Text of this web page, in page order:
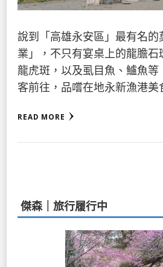
說到「高雄永安區」最有名的
業」，不只有宴桌上的龍膽石
龍虎斑，以及虱目魚、鱸魚等
客前往，品嚐在地永新漁港
READ MORE
傑森｜旅行履行中